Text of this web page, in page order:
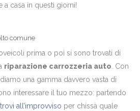
a casa in questi giorni!
comune
prima o poi si sono trovati di
riparazione carrozzeria auto . Con
una gamma davvero vasta di
interessare il tuo mezzo: partendo
all’improvviso per chissà quale